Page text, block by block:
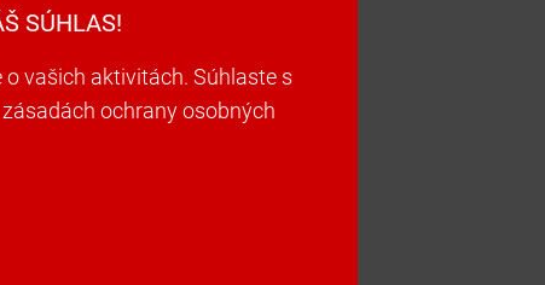
SÚHLAS!
vašich aktivitách. Súhlaste s
ochrany osobných